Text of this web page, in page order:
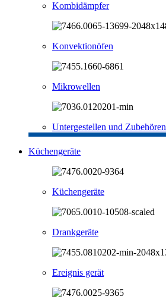
Kombidämpfer
Konvektionöfen
Mikrowellen
Untergestellen und Zubehören
Küchengeräte
Küchengeräte
Drankgeräte
Ereignis gerät